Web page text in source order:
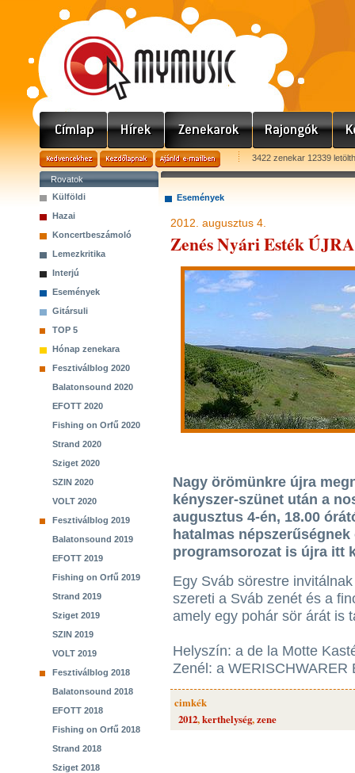
3422 zenekar 12339
Rovatok
Külföldi
Hazai
Koncertbeszámoló
Lemezkritika
Interjú
Események
Gitársuli
TOP 5
Hónap zenekara
Fesztiválblog 2020
Balatonsound 2020
EFOTT 2020
Fishing on Orfű 2020
Strand 2020
Sziget 2020
SZIN 2020
VOLT 2020
Fesztiválblog 2019
Balatonsound 2019
EFOTT 2019
Fishing on Orfű 2019
Strand 2019
Sziget 2019
SZIN 2019
VOLT 2019
Fesztiválblog 2018
Balatonsound 2018
EFOTT 2018
Fishing on Orfű 2018
Strand 2018
Sziget 2018
Események
2012. augusztus 4.
Zenés Nyári Esték
Nagy örömünkre újra
kényszer-szünet után a
augusztus 4-én, 18.00
hatalmas
programsorozat is újra itt
Egy Sváb sörestre
szereti a Sváb zenét és a
amely egy pohár sör árát is
Helyszín: a de la Motte
Zenél: a WERISCHWARER
cimkék
2012,kerthelység,zene